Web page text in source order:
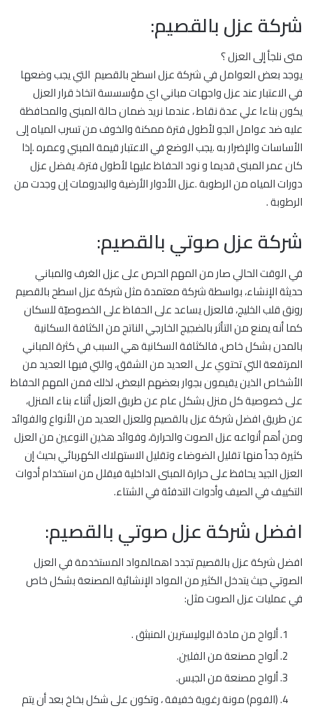
شركة عزل بالقصيم:
متى نلجأ إلى العزل ؟
يوجد بعض العوامل في شركة عزل اسطح بالقصيم التي يجب وضعها
في الاعتبار عند عزل واجهات مباني اي مؤسسسة اتخاذ قرار العزل
يكون بناءا علي عدة نقاط ، عندما نريد ضمان حالة المبنى والمحافظة
عليه ضد عوامل الجو لأطول فترة ممكنة والخوف من تسرب المياه إلى
الأساسات والإضرار به .يجب الوضع في الاعتبار قيمة المبني وعمره .إذا
كان عمر المبنى قديما و نود الحفاظ عليها لأطول فترة، يفضل عزل
دورات المياه من الرطوبة .عزل الأدوار الأرضية والبدرومات إن وجدت من
الرطوبة .
شركة عزل صوتي بالقصيم:
في الوقت الحالي صار من المهم الحرص على عزل الغرف والمباني
حديثة الإنشاء، بواسطة شركة معتمدة مثل شركة عزل اسطح بالقصيم
رونق قلب الخليج، فالعزل يساعد على الحفاظ على الخصوصيّة للسكان
كما أنه يمنع من التأثر بالضجيج الخارجي الناتج من الكثافة السكانية
بالمدن بشكل خاص، فالكثافة السكانية هي السبب في كثرة المباني
المرتفعة التي تحتوي على العديد من الشقق، والتي فيها العديد من
الأشخاص الذين يقيمون بجوار بعضهم البعض، لذلك فمن المهم الحفاظ
على خصوصية كل منزل بشكل عام عن طريق العزل أثناء بناء المنزل،
عن طريق افضل شركة عزل بالقصيم وللعزل العديد من الأنواع والفوائد
ومن أهم أنواعه عزل الصوت والحرارة، وفوائد هذين النوعين من العزل
كثيرة جداً منها تقليل الضوضاء وتقليل الاستهلاك الكهربائي بحيث إن
العزل الجيد يحافظ على حرارة المبنى الداخلية فيقلل من استخدام أدوات
التكييف في الصيف وأدوات التدفئة في الشتاء.
افضل شركة عزل صوتي بالقصيم:
افضل شركة عزل بالقصيم تجدد اهمالمواد المستخدمة في العزل
الصوتي حيث يتدخل الكثير من المواد الإنشائية المصنعة بشكل خاص
في عمليات عزل الصوت مثل:
ألواح من مادة البوليسترين المنبثق .
ألواح مصنعة من الفلين.
ألواح مصنعة من الجبس.
(الفوم) مونة رغوية خفيفة ، وتكون على شكل بخاخ بعد أن يتم